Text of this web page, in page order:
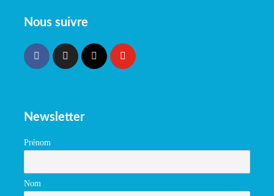
Nous suivre
Newsletter
Prénom
Nom